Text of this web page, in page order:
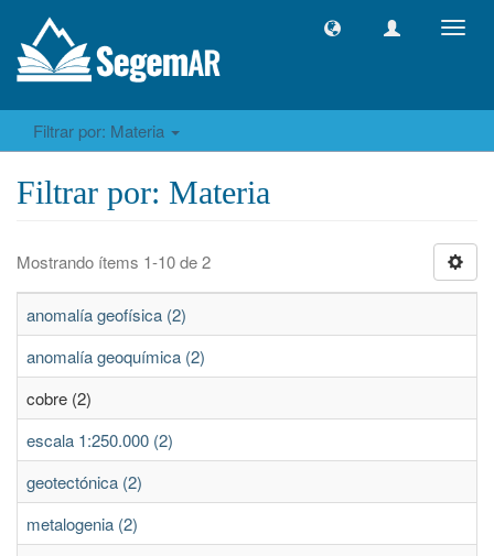
Filtrar por: Materia
Filtrar por: Materia
Mostrando ítems 1-10 de 2
anomalía geofísica (2)
anomalía geoquímica (2)
cobre (2)
escala 1:250.000 (2)
geotectónica (2)
metalogenia (2)